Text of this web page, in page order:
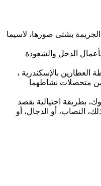
بشتى صورها، لاسيما
الدجل والشعوذة
بالإسكندرية ،
من متحصلات نشاطهما
بطريقة احتيالية بقصد
النصاب، أو الدجال، أو